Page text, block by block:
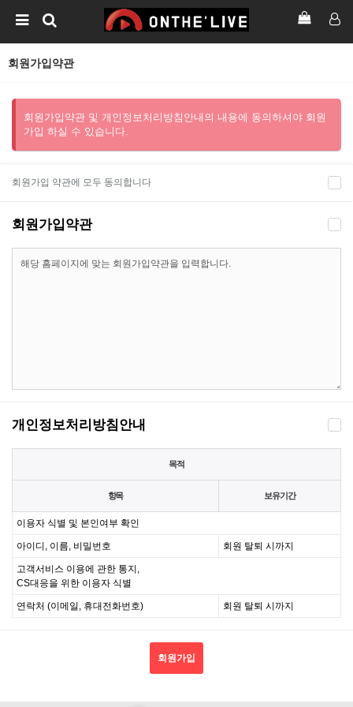
회원가입약관
회원가입약관 및 개인정보처리방침안내의 내용에 동의하셔야 회원
가입 하실 수 있습니다.
회원가입 약관에 모두 동의합니다
회원가입약관
개인정보처리방침안내
목적
항목 보유기간
이용자 식별 및 본인여부 확인
아이디, 이름, 비밀번호 회원 탈퇴 시까지
고객서비스 이용에 관한 통지,
CS대응을 위한 이용자 식별
연락처 (이메일, 휴대전화번호) 회원 탈퇴 시까지
회원가입